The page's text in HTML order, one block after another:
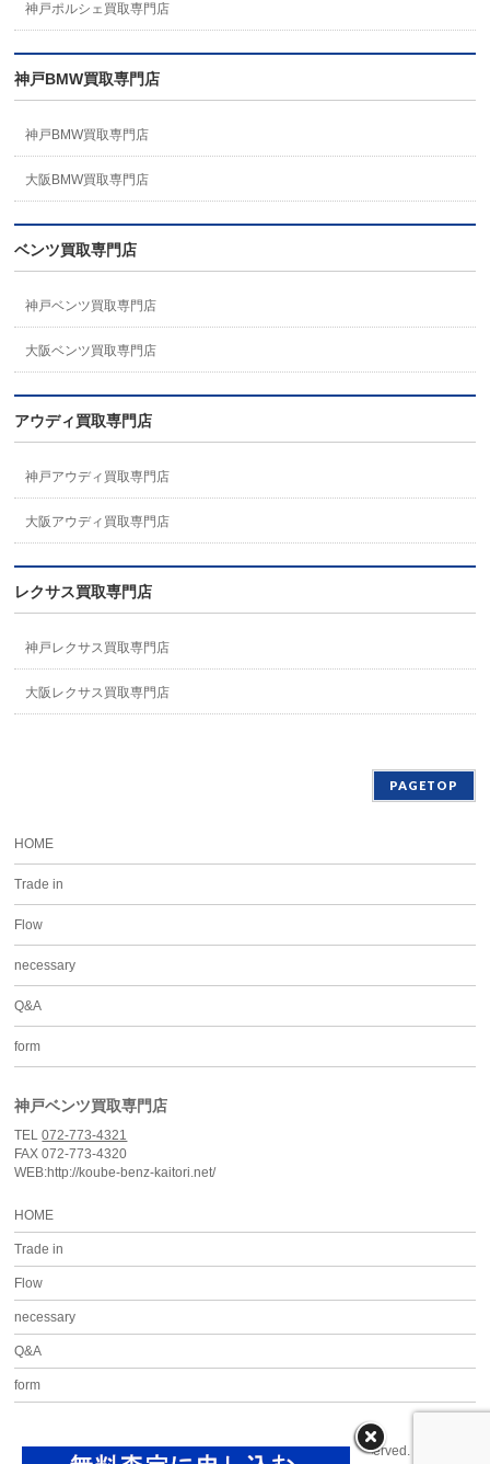
神戸ポルシェ買取専門店
神戸BMW買取専門店
神戸BMW買取専門店
大阪BMW買取専門店
ベンツ買取専門店
神戸ベンツ買取専門店
大阪ベンツ買取専門店
アウディ買取専門店
神戸アウディ買取専門店
大阪アウディ買取専門店
レクサス買取専門店
神戸レクサス買取専門店
大阪レクサス買取専門店
PAGETOP
HOME
Trade in
Flow
necessary
Q&A
form
神戸ベンツ買取専門店
TEL072-773-4321
FAX 072-773-4320
WEB:http://koube-benz-kaitori.net/
HOME
Trade in
Flow
necessary
Q&A
form
Copyright ©神戸ベンツ買取専門店All Rights Reserved.